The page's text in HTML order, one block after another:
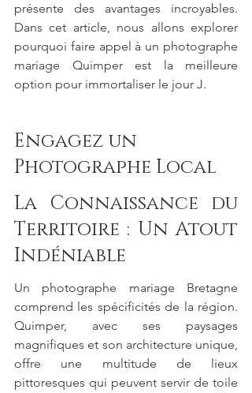
présente des avantages incroyables.
Dans cet article, nous allons explorer
pourquoi faire appel à un photographe
mariage Quimper est la meilleure
option pour immortaliser le jour J.
Engagez un
Photographe Local
La Connaissance du
Territoire : Un Atout
Indéniable
Un photographe mariage Bretagne
comprend les spécificités de la région.
Quimper, avec ses paysages
magnifiques et son architecture unique,
offre une multitude de lieux
pittoresques qui peuvent servir de toile